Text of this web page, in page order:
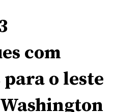
com
o leste